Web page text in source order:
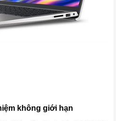
không giới hạn